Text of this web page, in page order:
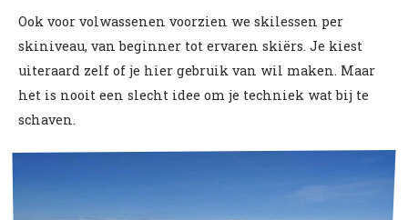
Ook voor volwassenen voorzien we skilessen per
skiniveau, van beginner tot ervaren skiërs. Je kiest
uiteraard zelf of je hier gebruik van wil maken. Maar
het is nooit een slecht idee om je techniek wat bij te
schaven.